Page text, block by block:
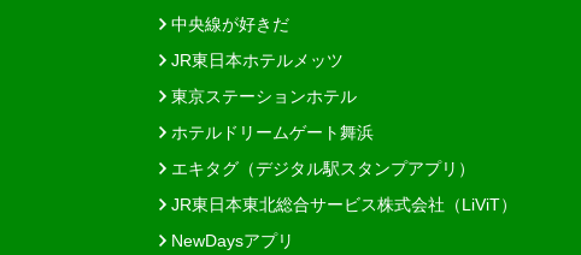
中央線が好きだ
JR東日本ホテルメッツ
東京ステーションホテル
ホテルドリームゲート舞浜
エキタグ（デジタル駅スタンプアプリ）
JR東日本東北総合サービス株式会社（LiViT）
NewDaysアプリ